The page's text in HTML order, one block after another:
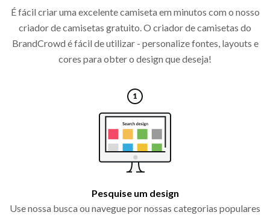
É fácil criar uma excelente camiseta em minutos com o nosso
criador de camisetas gratuito. O criador de camisetas do
BrandCrowd é fácil de utilizar - personalize fontes, layouts e
cores para obter o design que deseja!
Pesquise um design
Use nossa busca ou navegue por nossas categorias populares